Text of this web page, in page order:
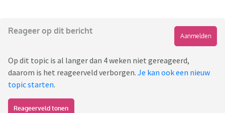
Reageer op dit bericht
Aanmelden
Op dit topic is al langer dan 4 weken niet gereageerd,
daarom is het reageerveld verborgen. Je kan ook een nieuw
topic starten.
Reageerveld tonen